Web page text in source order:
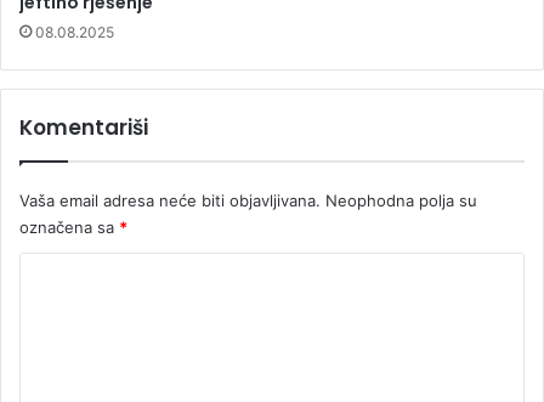
08.08.2025
Komentariši
Vaša email adresa neće biti objavljivana. Neophodna polja su
označena sa *